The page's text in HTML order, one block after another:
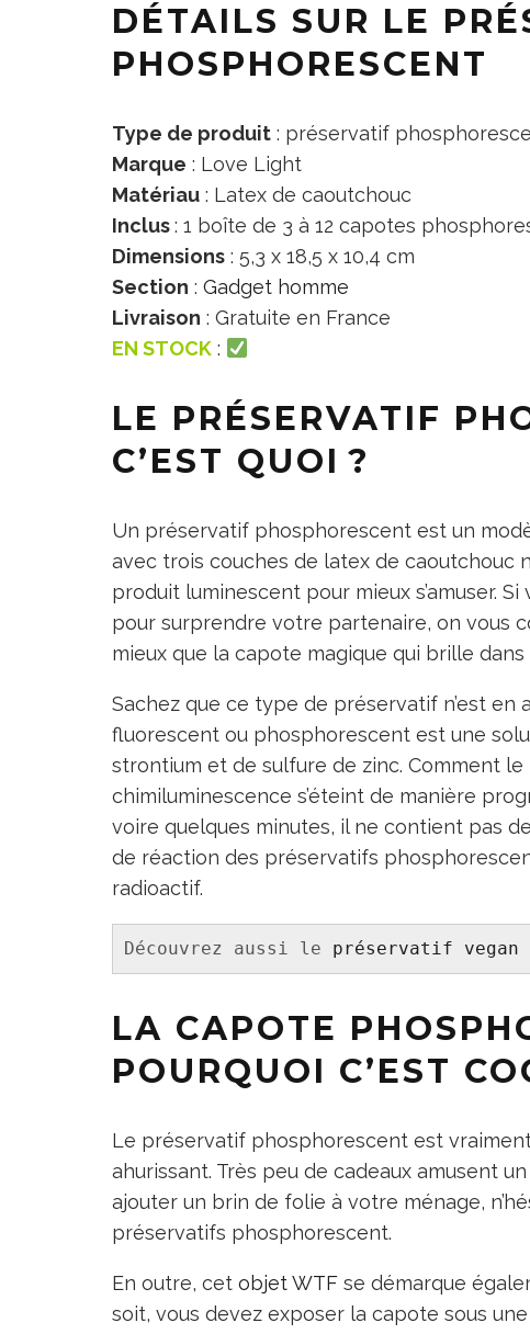
DÉTAILS SUR LE
PHOSPHORESCENT
Type de produit : préservatif
Marque : Love Light
Matériau : Latex de caoutchouc
Inclus: 1 boîte de 3 à 12 capotes
Dimensions : 5,3 x 18,5 x 10,4 cm
Section : Gadget homme
Livraison : Gratuite en France
EN STOCK :
LE PRÉSERVATIF
C’EST QUOI ?
Un préservatif phosphorescent est un
avec trois couches de latex de
produit luminescent pour mieux s’amuser.
pour surprendre votre partenaire, on vous
mieux que la capote magique qui brille dans
Sachez que ce type de préservatif n’est en
fluorescent ou phosphorescent est une
strontium et de sulfure de zinc. Comment
chimiluminescence s’éteint de manière
voire quelques minutes, il ne contient pas
de réaction des préservatifs
radioactif.
Découvrez aussi le préservatif vegan
LA CAPOTE
POURQUOI C’EST
Le préservatif phosphorescent est
ahurissant. Très peu de cadeaux amusent
ajouter un brin de folie à votre ménage,
préservatifs phosphorescent.
En outre, cet objet WTF se démarque
soit, vous devez exposer la capote sous